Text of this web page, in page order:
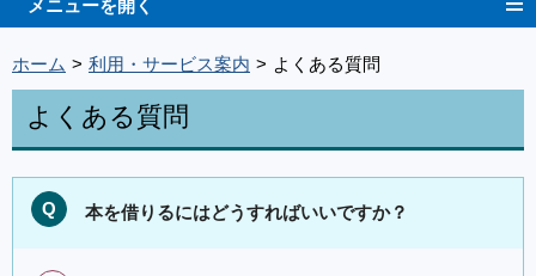
ホーム 利用・サービス案内 よくある質問
よくある質問
Q 本を借りるにはどうすればいいですか？